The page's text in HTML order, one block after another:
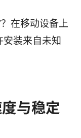
在移动设备上
装来自未知
与稳定